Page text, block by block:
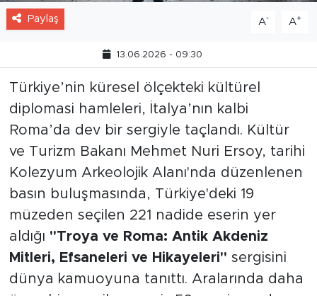
Paylaş A- A+
13.06.2026 - 09:30
Türkiye’nin küresel ölçekteki kültürel
diplomasi hamleleri, İtalya’nın kalbi
Roma’da dev bir sergiyle taçlandı. Kültür
ve Turizm Bakanı Mehmet Nuri Ersoy, tarihi
Kolezyum Arkeolojik Alanı'nda düzenlenen
basın buluşmasında, Türkiye'deki 19
müzeden seçilen 221 nadide eserin yer
aldığı "Troya ve Roma: Antik Akdeniz
Mitleri, Efsaneleri ve Hikayeleri" sergisini
dünya kamuoyuna tanıttı. Aralarında daha